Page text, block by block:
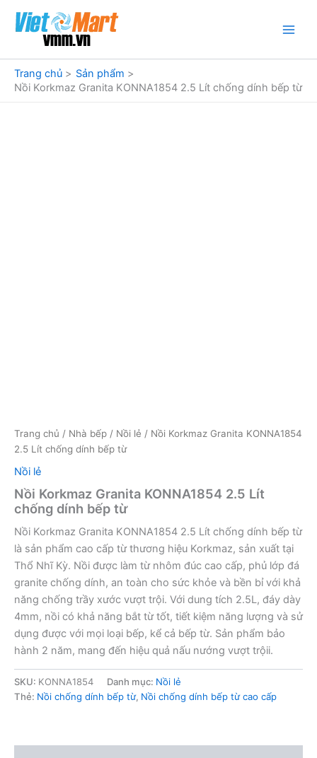
dung
Trang chủ
Sản phẩm
Nồi Korkmaz Granita KONNA1854 2.5 Lít chống dính bếp từ
Trang chủ / Nhà bếp / Nồi lẻ / Nồi Korkmaz Granita KONNA1854
2.5 Lít chống dính bếp từ
Nồi lẻ
Nồi Korkmaz Granita KONNA1854 2.5 Lít
chống dính bếp từ
Nồi Korkmaz Granita KONNA1854 2.5 Lít chống dính bếp từ
là sản phẩm cao cấp từ thương hiệu Korkmaz, sản xuất tại
Thổ Nhĩ Kỳ. Nồi được làm từ nhôm đúc cao cấp, phủ lớp đá
granite chống dính, an toàn cho sức khỏe và bền bỉ với khả
năng chống trầy xước vượt trội. Với dung tích 2.5L, đáy dày
4mm, nồi có khả năng bắt từ tốt, tiết kiệm năng lượng và sử
dụng được với mọi loại bếp, kể cả bếp từ. Sản phẩm bảo
hành 2 năm, mang đến hiệu quả nấu nướng vượt trộii.
SKU: KONNA1854 Danh mục: Nồi lẻ
Thẻ: Nồi chống dính bếp từ, Nồi chống dính bếp từ cao cấp